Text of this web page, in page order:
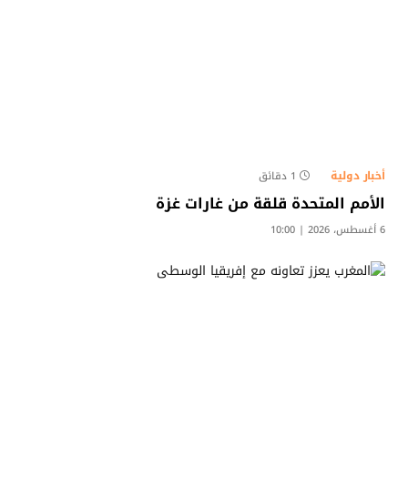
أخبار دولية 1 دقائق
الأمم المتحدة قلقة من غارات غزة
6 أغسطس، 2026 | 10:00